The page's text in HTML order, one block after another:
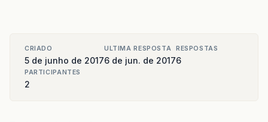
CRIADO
5 de junho de 2017
ULTIMA RESPOSTA
6 de jun. de 2017
RESPOSTAS
6
PARTICIPANTES
2